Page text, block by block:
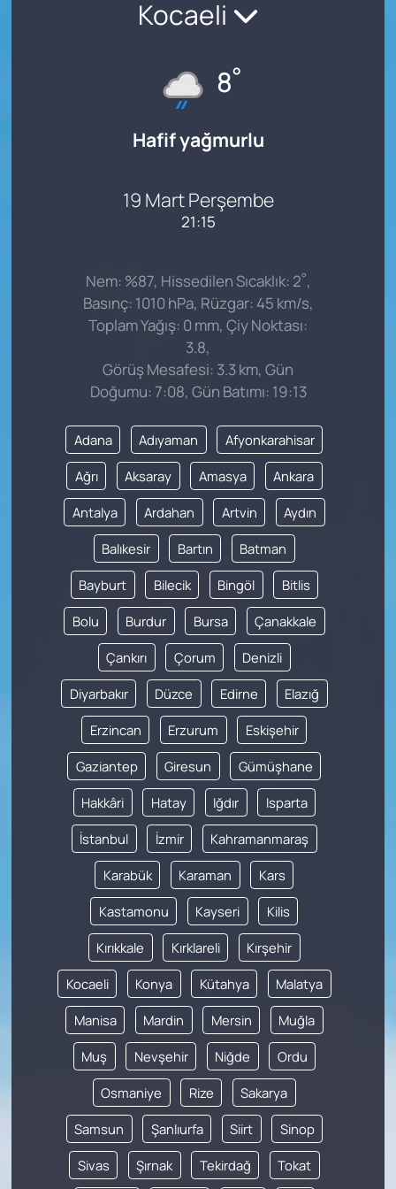
Kocaeli
8°
Hafif yağmurlu
19 Mart Perşembe
21:15
Nem: %87, Hissedilen Sıcaklık: 2°,
Basınç: 1010 hPa, Rüzgar: 45 km/s,
Toplam Yağış: 0 mm, Çiy Noktası:
3.8,
Görüş Mesafesi: 3.3 km, Gün
Doğumu: 7:08, Gün Batımı: 19:13
Adana Adıyaman Afyonkarahisar
Ağrı Aksaray Amasya Ankara
Antalya Ardahan Artvin Aydın
Balıkesir Bartın Batman
Bayburt Bilecik Bingöl Bitlis
Bolu Burdur Bursa Çanakkale
Çankırı Çorum Denizli
Diyarbakır Düzce Edirne Elazığ
Erzincan Erzurum Eskişehir
Gaziantep Giresun Gümüşhane
Hakkâri Hatay Iğdır Isparta
İstanbul İzmir Kahramanmaraş
Karabük Karaman Kars
Kastamonu Kayseri Kilis
Kırıkkale Kırklareli Kırşehir
Kocaeli Konya Kütahya Malatya
Manisa Mardin Mersin Muğla
Muş Nevşehir Niğde Ordu
Osmaniye Rize Sakarya
Samsun Şanlıurfa Siirt Sinop
Sivas Şırnak Tekirdağ Tokat